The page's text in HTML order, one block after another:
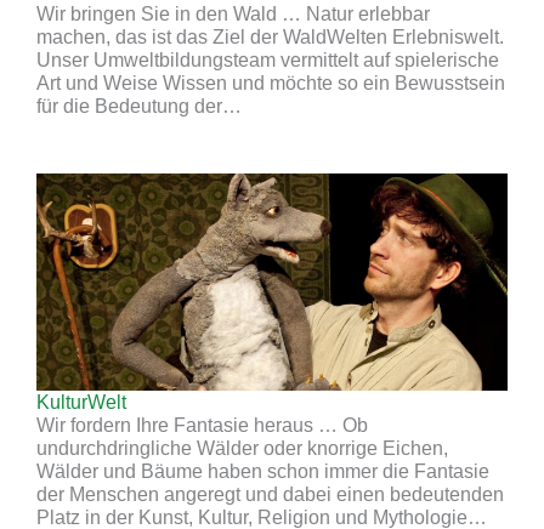
Wir bringen Sie in den Wald … Natur erlebbar
machen, das ist das Ziel der WaldWelten Erlebniswelt.
Unser Umweltbildungsteam vermittelt auf spielerische
Art und Weise Wissen und möchte so ein Bewusstsein
für die Bedeutung der…
KulturWelt
Wir fordern Ihre Fantasie heraus … Ob
undurchdringliche Wälder oder knorrige Eichen,
Wälder und Bäume haben schon immer die Fantasie
der Menschen angeregt und dabei einen bedeutenden
Platz in der Kunst, Kultur, Religion und Mythologie…